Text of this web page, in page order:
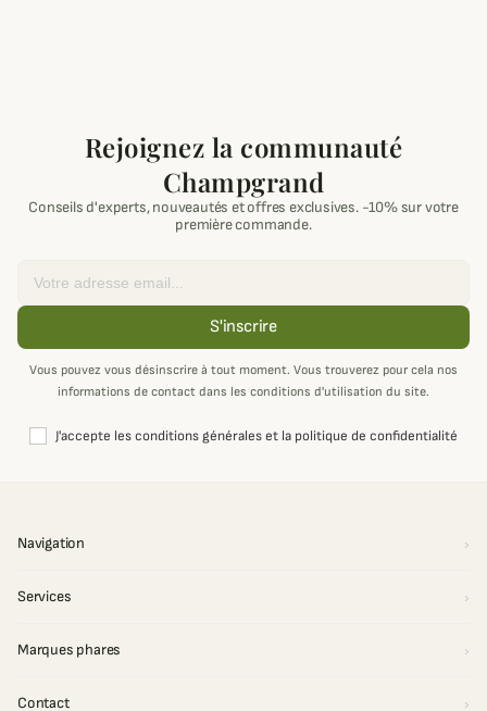
Rejoignez la communauté
Champgrand
Conseils d'experts, nouveautés et offres exclusives. -10% sur votre
première commande.
S'inscrire
Vous pouvez vous désinscrire à tout moment. Vous trouverez pour cela nos
informations de contact dans les conditions d'utilisation du site.
J'accepte les conditions générales et la politique de confidentialité
Navigation
Services
Marques phares
Contact